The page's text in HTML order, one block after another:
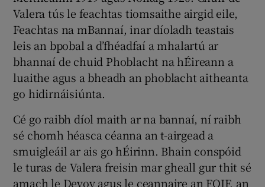
Valera tús le feachtas tiomsaithe airgid eile,
Feachtas na mBannaí, inar díoladh teastais
leis an bpobal a d’fhéadfaí a mhalartú ar
bhannaí de chuid Phoblacht na hÉireann a
luaithe agus a bheadh an phoblacht aitheanta
go hidirnáisiúnta.
Cé go raibh díol maith ar na bannaí, ní raibh
sé chomh héasca céanna an t-airgead a
smuigleáil ar ais go hÉirinn. Bhain conspóid
le turas de Valera freisin mar gheall gur thit sé
amach le Devoy agus le ceannaire an FOIF, an